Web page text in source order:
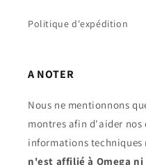
Politique d'expédition
A NOTER
Nous ne mentionnons
montres afin d'aider
informations techniques
n'est affilié à Omega ni